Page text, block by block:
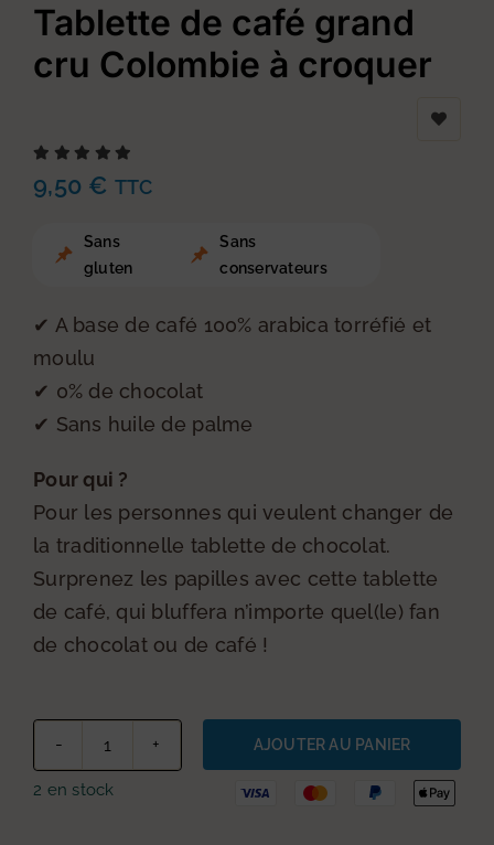
Tablette de café grand
cru Colombie à croquer
9,50 € TTC
Sans
gluten
Sans
conservateurs
✔ A base de café 100% arabica torréfié et
moulu
✔ 0% de chocolat
✔ Sans huile de palme
Pour qui ?
Pour les personnes qui veulent changer de
la traditionnelle tablette de chocolat.
Surprenez les papilles avec cette tablette
de café, qui bluffera n’importe quel(le) fan
de chocolat ou de café !
quantité
de
Tablette
AJOUTER AU PANIER
2 en stock